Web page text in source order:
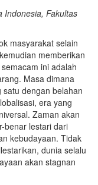
Indonesia, Fakultas
masyarakat selain
memberikan
ini adalah
Masa dimana
dengan belahan
era yang
Zaman akan
benar lestari dari
kebudayaan. Tidak
dunia selalu
akan stagnan